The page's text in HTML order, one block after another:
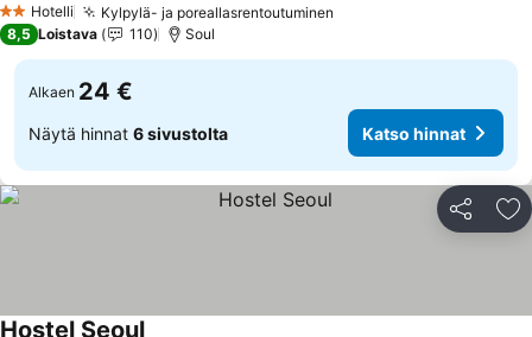
2 Tähtiluokitus
Hotelli Kylpylä- ja poreallasrentoutuminen
8,5 Loistava 110 Soul
Alkaen 24 €
Näytä hinnat 6 sivustolta Katso hinnat
Jaa
Hostel Seoul